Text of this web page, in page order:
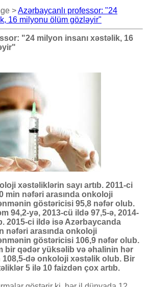
>Azərbaycanlı professor: "24
16 milyonu ölüm gözləyir"
"24 milyon insanı xəstəlik, 16
xəstəliklərin sayı artıb. 2011-ci
min nəfəri arasında onkoloji
göstəricisi 95,8 nəfər olub.
94,2-yə, 2013-cü ildə 97,5-ə, 2014-
2015-ci ildə isə Azərbaycanda
nəfəri arasında onkoloji
göstəricisi 106,9 nəfər olub.
bir qədər yüksəlib və əhalinin hər
108,5-də onkoloji xəstəlik olub. Bir
5 ilə 10 faizdən çox artıb.